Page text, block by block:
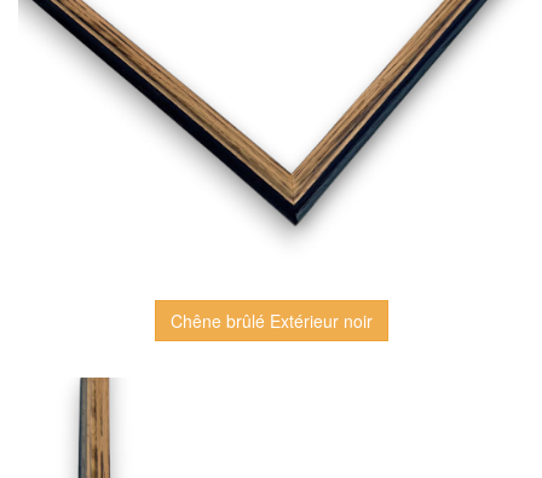
Chêne brûlé Extérieur noir